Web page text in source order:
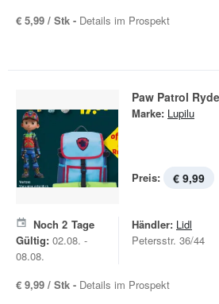
€ 5,99 / Stk - Details im Prospekt
Paw Patrol
Marke: Lupilu
Preis: € 9,99
Noch 2 Tage
Gültig: 02.08. -
08.08.
Händler: Lidl
Petersstr. 36/44
€ 9,99 / Stk - Details im Prospekt